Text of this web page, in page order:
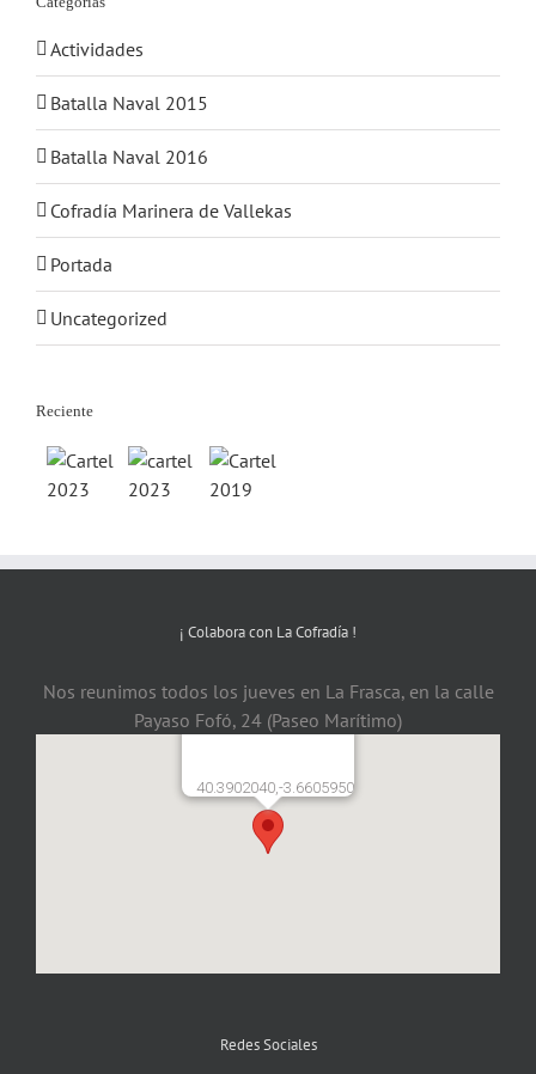
Actividades
Batalla Naval 2015
Batalla Naval 2016
Cofradía Marinera de Vallekas
Portada
Uncategorized
Reciente
¡ Colabora con La Cofradía !
Nos reunimos todos los jueves en La Frasca, en la calle
Payaso Fofó, 24 (Paseo Marítimo)
40.3902040,-3.6605950
Redes Sociales